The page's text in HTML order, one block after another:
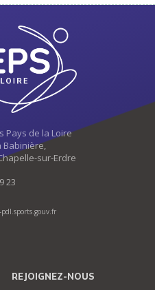
Pays de la Loire
Babinière,
sur-Erdre
23
pdl.sports.gouv.fr
REJOIGNEZ-NOUS